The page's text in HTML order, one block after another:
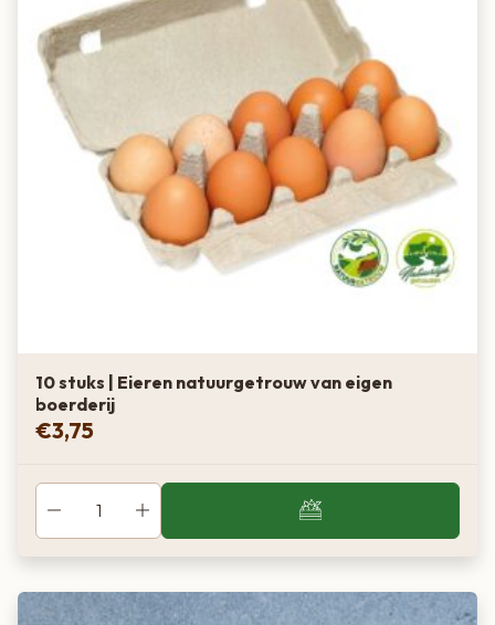
10 stuks | Eieren natuurgetrouw van eigen
boerderij
€3,75